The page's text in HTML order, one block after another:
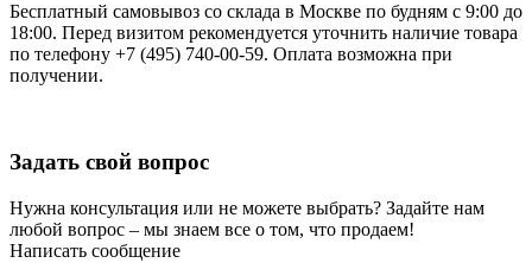
Бесплатный самовывоз со склада в Москве по будням с 9:00 до
18:00. Перед визитом рекомендуется уточнить наличие товара
по телефону +7 (495) 740-00-59. Оплата возможна при
получении.
Задать свой вопрос
Нужна консультация или не можете выбрать? Задайте нам
любой вопрос – мы знаем все о том, что продаем!
Написать сообщение